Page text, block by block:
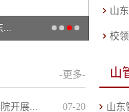
...
山
校
-更多-
07-20
开展...
山
山东